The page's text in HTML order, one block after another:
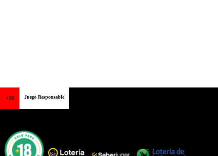
+18 Juego Responsable